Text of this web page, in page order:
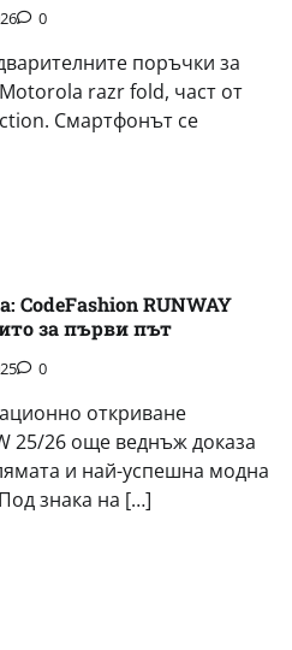
0
поръчки за
razr fold, част от
Смартфонът се
CodeFashion RUNWAY
за първи път
0
откриване
25/26 още веднъж доказа
и най-успешна модна
знака на […]